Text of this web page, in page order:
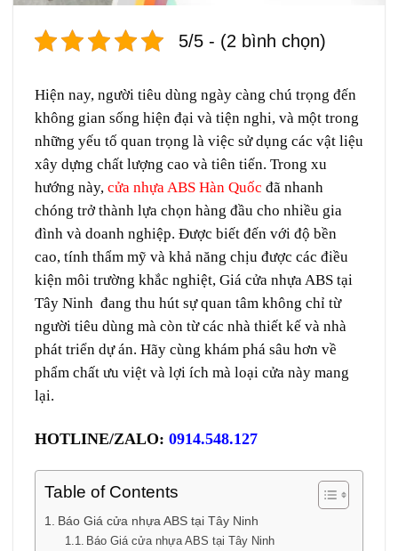
5/5 - (2 bình chọn)
Hiện nay, người tiêu dùng ngày càng chú trọng đến
không gian sống hiện đại và tiện nghi, và một trong
những yếu tố quan trọng là việc sử dụng các vật liệu
xây dựng chất lượng cao và tiên tiến. Trong xu
hướng này, cửa nhựa ABS Hàn Quốc đã nhanh
chóng trở thành lựa chọn hàng đầu cho nhiều gia
đình và doanh nghiệp. Được biết đến với độ bền
cao, tính thẩm mỹ và khả năng chịu được các điều
kiện môi trường khắc nghiệt, Giá cửa nhựa ABS tại
Tây Ninh đang thu hút sự quan tâm không chỉ từ
người tiêu dùng mà còn từ các nhà thiết kế và nhà
phát triển dự án. Hãy cùng khám phá sâu hơn về
phẩm chất ưu việt và lợi ích mà loại cửa này mang
lại.
HOTLINE/ZALO: 0914.548.127
Table of Contents
Báo Giá cửa nhựa ABS tại Tây Ninh
Báo Giá cửa nhựa ABS tại Tây Ninh